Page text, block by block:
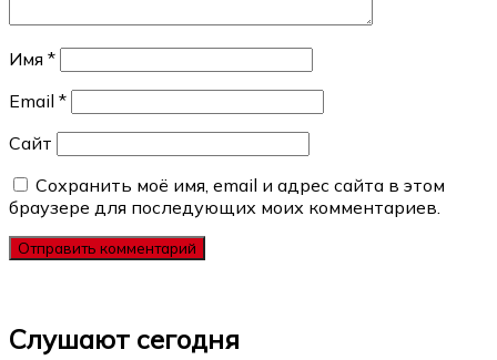
Имя *
Email *
Сайт
Сохранить моё имя, email и адрес сайта в этом
браузере для последующих моих комментариев.
Слушают сегодня